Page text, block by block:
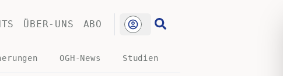
ÜBER-UNS ABO
OGH-News Studien